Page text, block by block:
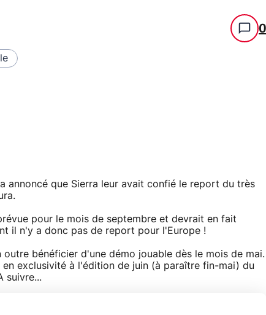
0
annoncé que Sierra leur avait confié le report du très
pour le mois de septembre et devrait en fait
il n'y a donc pas de report pour l'Europe !
bénéficier d'une démo jouable dès le mois de mai.
exclusivité à l'édition de juin (à paraître fin-mai) du
suivre...